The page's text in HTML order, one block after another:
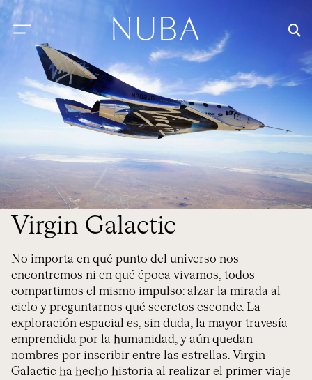
Virgin Galactic
No importa en qué punto del universo nos
encontremos ni en qué época vivamos, todos
compartimos el mismo impulso: alzar la mirada al
cielo y preguntarnos qué secretos esconde. La
exploración espacial es, sin duda, la mayor travesía
emprendida por la humanidad, y aún quedan
nombres por inscribir entre las estrellas. Virgin
Galactic ha hecho historia al realizar el primer viaje